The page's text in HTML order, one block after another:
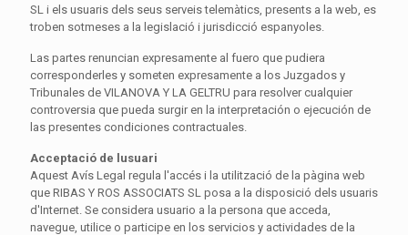
SL i els usuaris dels seus serveis telemàtics, presents a la web, es
troben sotmeses a la legislació i jurisdicció espanyoles.
Las partes renuncian expresamente al fuero que pudiera
corresponderles y someten expresamente a los Juzgados y
Tribunales de VILANOVA Y LA GELTRU para resolver cualquier
controversia que pueda surgir en la interpretación o ejecución de
las presentes condiciones contractuales.
Acceptació de lusuari
Aquest Avís Legal regula l'accés i la utilització de la pàgina web
que RIBAS Y ROS ASSOCIATS SL posa a la disposició dels usuaris
d'Internet. Se considera usuario a la persona que acceda,
navegue, utilice o participe en los servicios y actividades de la